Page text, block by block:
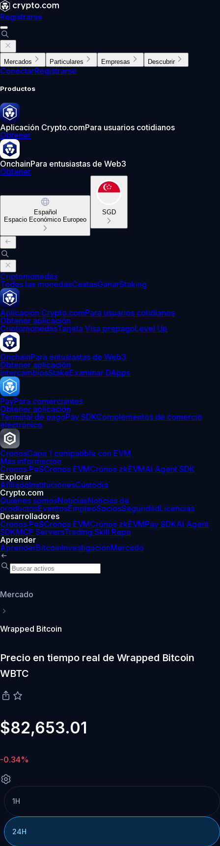
Registrarse
Mercados Particulares Empresas Descubrir
ConectarRegistrarse
Productos
Aplicación Crypto.comPara usuarios cotidianos
Obtener
OnchainPara entusiastas de Web3
Obtener
Español
Espacio Económico Europeo
SGD
Criptomonedas
Todas las monedasCestasGanarStaking
Aplicación Crypto.comPara usuarios cotidianos
Obtener aplicación
CriptomonedasTarjeta Visa prepagoLevel Up
OnchainPara entusiastas de Web3
Obtener aplicación
IntercambiosStakeExaminar DApps
PayPara comerciantes
Obtener aplicación
Terminal de pagoPay SDKComplementos de comercio
electrónico
CronosCapa 1 compatible con EVM
Más información
Cronos PoSCronos EVMCronos zkEVMAI Agent SDK
Explorar
AfiliadoInstitucionesCustodia
Crypto.com
Quiénes somosNoticiasNoticias de
productosEventosEmpleoSociosSeguridadLicencias
Desarrolladores
Cronos PoSCronos EVMCronos zkEVMPay SDKAI Agent
SDKMCP ServersTrading Skill Repo
Aprender
AprenderBitcoinInvestigaciónMercado
Mercado
Wrapped Bitcoin
Precio en tiempo real de Wrapped Bitcoin
WBTC
$82,653.01
-0.34%
1H
24H